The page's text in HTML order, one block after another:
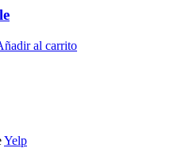
al carrito
Yelp